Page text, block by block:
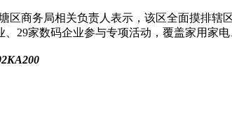
区商务局相关负责人表示，该区全面摸排
29家数码企业参与专项活动，覆盖家用家